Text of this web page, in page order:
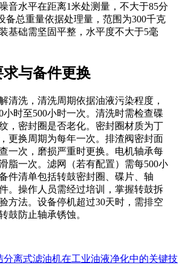
音水平在距离1米处测量，不大于85分
备总重量依据处理量，范围为300千克
基础需坚固平整，水平度不大于5毫
与备件更换
清洗，清洗周期依据油液污染程度，
小时至500小时一次。清洗时需检查碟
，密封圈是否老化。密封圈材质为丁
更换周期为每年一次。排渣阀密封面
一次，磨损严重时更换。电机轴承每
脂一次。滤网（若有配置）需每500小
件清单包括转鼓密封圈、碟片、轴
。操作人员需经过培训，掌握转鼓拆
方法。设备停机超过30天时，需排空
鼓防止轴承锈蚀。
分离式滤油机在工业油液净化中的关键技